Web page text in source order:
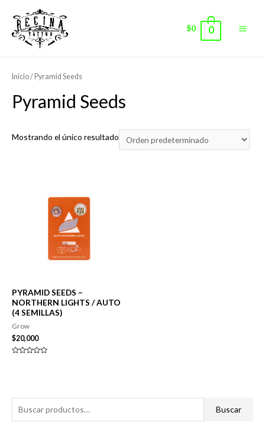
$0 0
u
Buscar
Inicio/ Pyramid Seeds
Pyramid Seeds
Mostrando el único resultado
PYRAMID SEEDS –
NORTHERN LIGHTS / AUTO
(4 SEMILLAS)
Grow
$20,000